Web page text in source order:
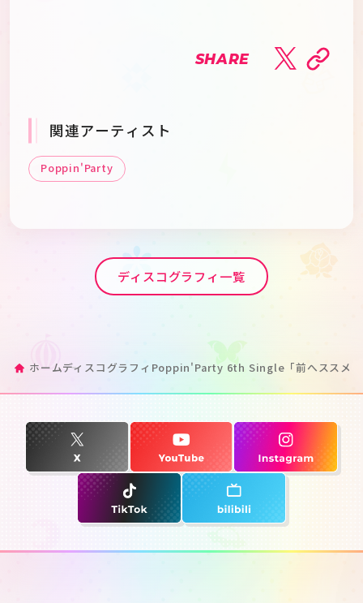
SHARE
関連アーティスト
Poppin'Party
ディスコグラフィ一覧
ホームディスコグラフィ Poppin'Party 6th Single「前へススメ